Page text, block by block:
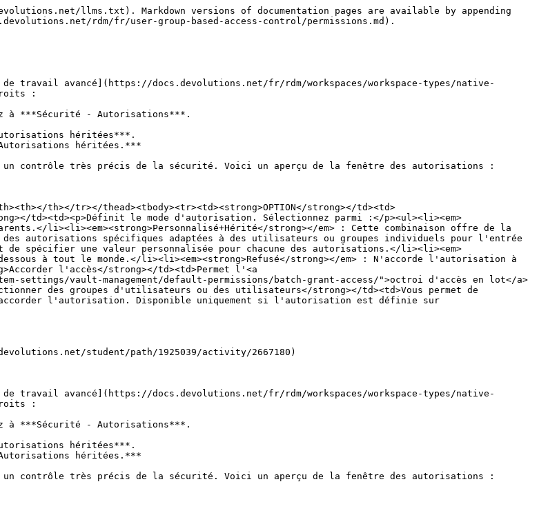
llms.txt). Markdown versions of documentation pages are available by appending
rdm/fr/user-group-based-access-control/permissions.md).
travail avancé](https://docs.devolutions.net/fr/rdm/workspaces/workspace-types/native-
:
à ***Sécurité - Autorisations***.
contrôle très précis de la sécurité. Voici un aperçu de la fenêtre des autorisations :
th></tr></thead><tbody><tr><td><strong>OPTION</strong></td><td>
td><td><p>Définit le mode d'autorisation. Sélectionnez parmi :</p><ul><li><em>
li><li><em><strong>Personnalisé+Hérité</strong></em> : Cette combinaison offre de la
autorisations spécifiques adaptées à des utilisateurs ou groupes individuels pour l'entrée
de spécifier une valeur personnalisée pour chacune des autorisations.</li><li><em>
à tout le monde.</li><li><em><strong>Refusé</strong></em> : N'accorde l'autorisation à
l'accès</strong></td><td>Permet l'<a
settings/vault-management/default-permissions/batch-grant-access/">octroi d'accès en lot</a>
des groupes d'utilisateurs ou des utilisateurs</strong></td><td>Vous permet de
l'autorisation. Disponible uniquement si l'autorisation est définie sur
student/path/1925039/activity/2667180)
travail avancé](https://docs.devolutions.net/fr/rdm/workspaces/workspace-types/native-
:
à ***Sécurité - Autorisations***.
contrôle très précis de la sécurité. Voici un aperçu de la fenêtre des autorisations :